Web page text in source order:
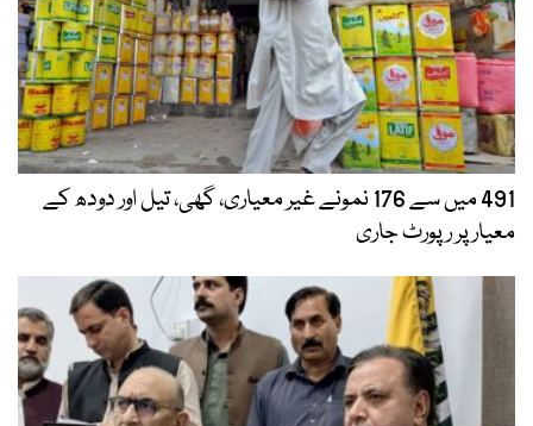
491 میں سے 176 نمونے غیر معیاری، گھی، تیل اور دودھ کے
معیار پر رپورٹ جاری